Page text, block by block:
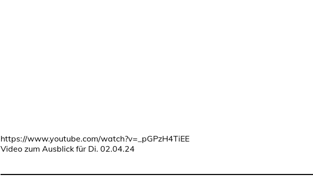
https://www.youtube.com/watch?v=_pGPzH4TiEE
Video zum Ausblick für Di. 02.04.24